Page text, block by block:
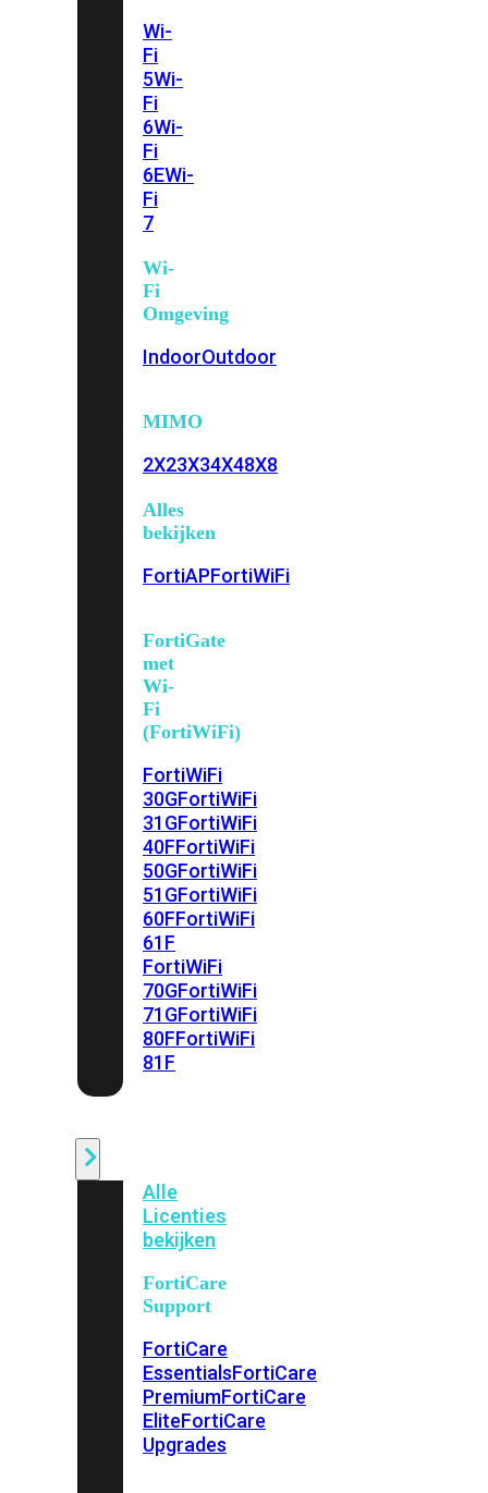
Wi-
Fi
5Wi-
Fi
6Wi-
Fi
6EWi-
Fi
7
Wi-
Fi
Omgeving
IndoorOutdoor
MIMO
2X23X34X48X8
Alles
bekijken
FortiAPFortiWiFi
FortiGate
met
Wi-
Fi
(FortiWiFi)
FortiWiFi
30GFortiWiFi
31GFortiWiFi
40FFortiWiFi
50GFortiWiFi
51GFortiWiFi
60FFortiWiFi
61F
FortiWiFi
70GFortiWiFi
71GFortiWiFi
80FFortiWiFi
81F
Alle
Licenties
bekijken
FortiCare
Support
FortiCare
EssentialsFortiCare
PremiumFortiCare
EliteFortiCare
Upgrades